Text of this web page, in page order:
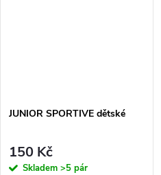
JUNIOR SPORTIVE dětské
150 Kč
Skladem >5 pár